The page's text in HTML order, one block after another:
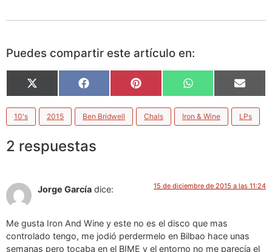
Puedes compartir este artículo en:
X
(Twitter)
Facebook Pinterest WhatsApp Email
10's 2015 Ben Bridwell Chals Iron & Wine LPs
2 respuestas
Jorge García dice: 15 de diciembre de 2015 a las 11:24
Me gusta Iron And Wine y este no es el disco que mas
controlado tengo, me jodió perdermelo en Bilbao hace unas
semanas pero tocaba en el BIME y el entorno no me parecía el